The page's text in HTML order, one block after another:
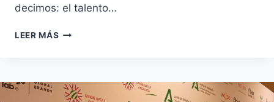
decimos: el talento…
LEER MÁS PREMIOS
LA
CREATIVIDAD